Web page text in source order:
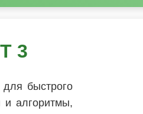
3
быстрого
и алгоритмы,